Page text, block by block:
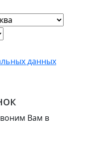
данных
Вам в